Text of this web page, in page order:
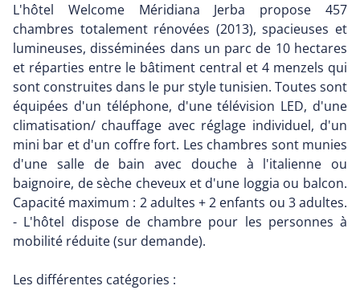
L'hôtel Welcome Méridiana Jerba propose 457
chambres totalement rénovées (2013), spacieuses et
lumineuses, disséminées dans un parc de 10 hectares
et réparties entre le bâtiment central et 4 menzels qui
sont construites dans le pur style tunisien. Toutes sont
équipées d'un téléphone, d'une télévision LED, d'une
climatisation/ chauffage avec réglage individuel, d'un
mini bar et d'un coffre fort. Les chambres sont munies
d'une salle de bain avec douche à l'italienne ou
baignoire, de sèche cheveux et d'une loggia ou balcon.
Capacité maximum : 2 adultes + 2 enfants ou 3 adultes.
- L'hôtel dispose de chambre pour les personnes à
mobilité réduite (sur demande).
Les différentes catégories :